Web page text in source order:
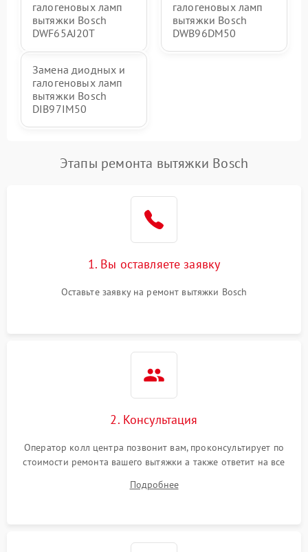
галогеновых ламп
вытяжки Bosch
DWF65AJ20T
галогеновых ламп
вытяжки Bosch
DWB96DM50
Замена диодных и
галогеновых ламп
вытяжки Bosch
DIB97IM50
Этапы ремонта вытяжки Bosch
1. Вы оставляете заявку
Оставьте заявку на ремонт вытяжки Bosch
2. Консультация
Оператор колл центра позвонит вам, проконсультирует по
стоимости ремонта вашего вытяжки а также ответит на все
Подробнее